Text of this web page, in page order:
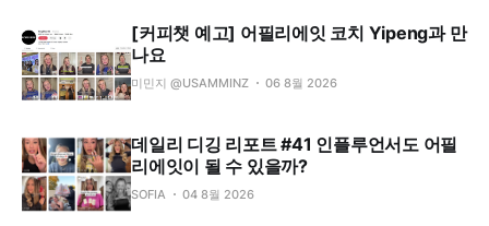
[커피챗 예고] 어필리에잇 코치 Yipeng과 만
나요
미민지 @USAMMINZ 06 8월 2026
데일리 디깅 리포트 #41 인플루언서도 어필
리에잇이 될 수 있을까?
SOFIA 04 8월 2026